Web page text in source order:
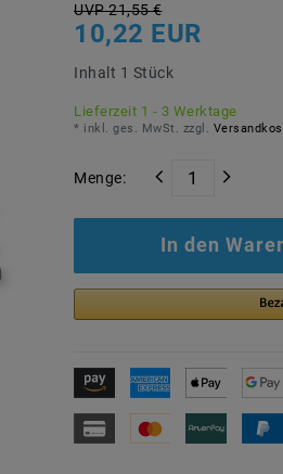
UVP 21,55 €
10,22 EUR
Inhalt 1 Stück
Lieferzeit 1 - 3 Werktage
* inkl. ges. MwSt. zzgl.
Menge:
In den